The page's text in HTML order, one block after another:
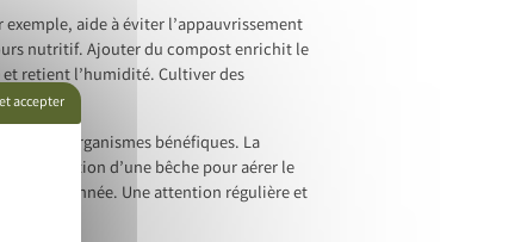
aide à éviter l’appauvrissement
nutritif. Ajouter du compost enrichit le
retient l’humidité. Cultiver des
micro-organismes bénéfiques. La
l’utilisation d’une bêche pour aérer le
après année. Une attention régulière et
accepter